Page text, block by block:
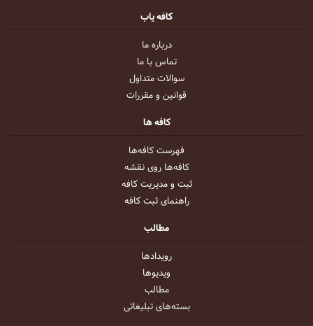
کافه یاب
درباره ما
تماس با ما
سوالات متداول
قوانین و مقررات
کافه ها
فهرست کافه‌ها
کافه‌ها روی نقشه
ثبت و مدیریت کافه
راهنمای ثبت کافه
مطالب
رویداد‌ها
ویدیو‌ها
مطالب
بسته‌های تبلیغاتی